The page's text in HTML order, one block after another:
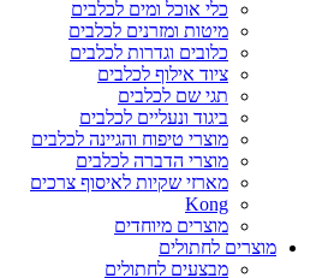
כלי אוכל ומים לכלבים
מיטות ומזרנים לכלבים
כלובים וגדרות לכלבים
ציוד אילוף לכלבים
תגי שם לכלבים
ביגוד ונעליים לכלבים
מוצרי טיפוח והגיינה לכלבים
מוצרי הדברה לכלבים
מארזי שקיות לאיסוף צרכים
Kong
מוצרים מיוחדים
מוצרים לחתולים
מבצעים לחתולים